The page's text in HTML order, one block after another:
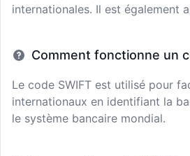
internationales. Il est également
Comment fonctionne un
Le code SWIFT est utilisé pour
internationaux en identifiant la
le système bancaire mondial.